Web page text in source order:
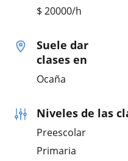
$ 20000/h
Suele dar
clases en
Ocaña
Niveles de las
Preescolar
Primaria